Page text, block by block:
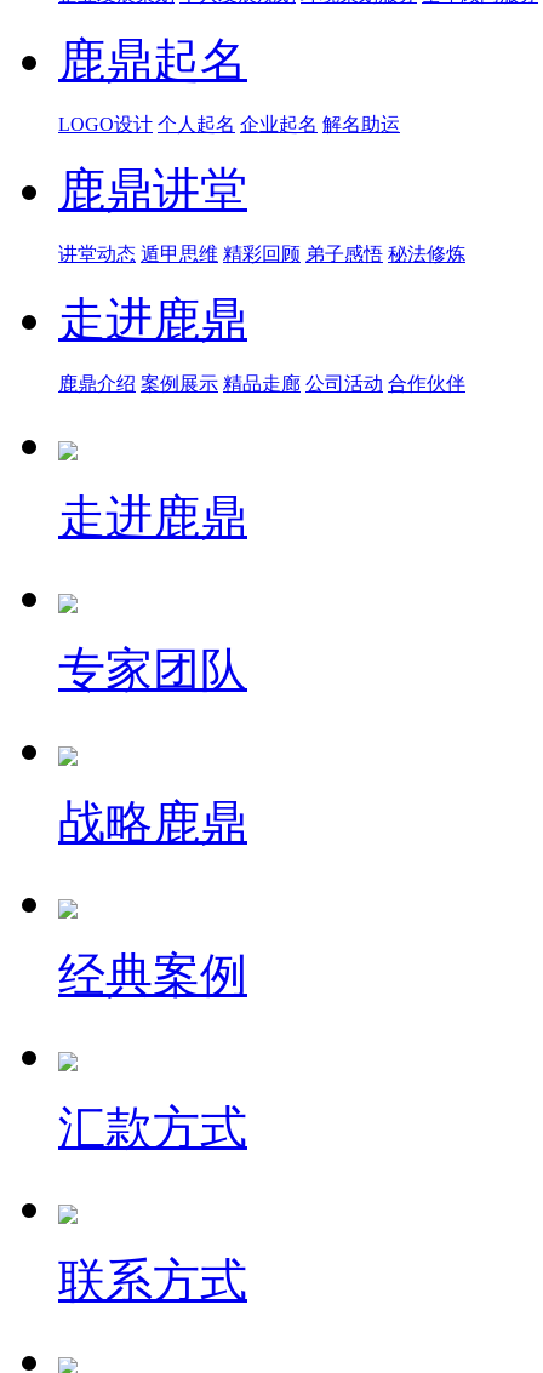
鹿鼎起名
LOGO设计 个人起名 企业起名 解名助运
鹿鼎讲堂
讲堂动态 遁甲思维 精彩回顾 弟子感悟 秘法修炼
走进鹿鼎
鹿鼎介绍 案例展示 精品走廊 公司活动 合作伙伴
走进鹿鼎
专家团队
战略鹿鼎
经典案例
汇款方式
联系方式